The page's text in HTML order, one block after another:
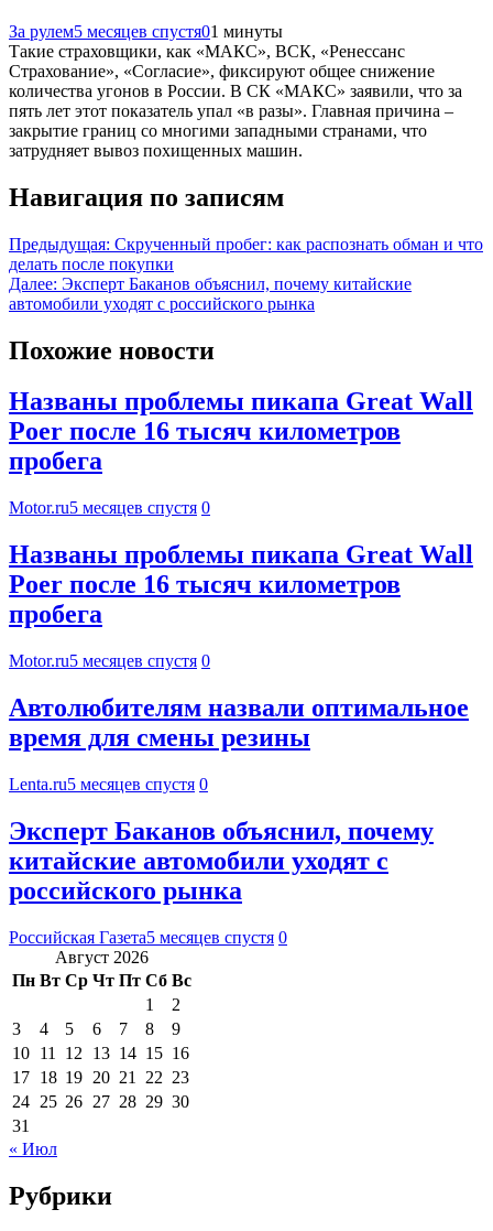
За рулем5 месяцев спустя01 минуты
Такие страховщики, как «МАКС», ВСК, «Ренессанс
Страхование», «Согласие», фиксируют общее снижение
количества угонов в России. В СК «МАКС» заявили, что за
пять лет этот показатель упал «в разы». Главная причина –
закрытие границ со многими западными странами, что
затрудняет вывоз похищенных машин.
Навигация по записям
Предыдущая: Скрученный пробег: как распознать обман и что
делать после покупки
Далее: Эксперт Баканов объяснил, почему китайские
автомобили уходят с российского рынка
Похожие новости
Названы проблемы пикапа Great Wall
Poer после 16 тысяч километров
пробега
Motor.ru5 месяцев спустя 0
Названы проблемы пикапа Great Wall
Poer после 16 тысяч километров
пробега
Motor.ru5 месяцев спустя 0
Автолюбителям назвали оптимальное
время для смены резины
Lenta.ru5 месяцев спустя 0
Эксперт Баканов объяснил, почему
китайские автомобили уходят с
российского рынка
Российская Газета5 месяцев спустя 0
Август 2026
Пн Вт Ср Чт Пт Сб Вс
1
2
3
4 5 6 7 8
9
10 11 12 13 14 15 16
17 18 19 20 21 22 23
24 25 26 27 28 29 30
31
« Июл
Рубрики